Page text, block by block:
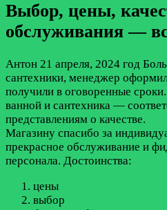
Выбор, цены,
обслуживания —
Антон 21 апреля, 2024 год
сантехники, менеджер
получили в оговоренные
ванной и сантехника —
представлениям о качестве.
Магазину спасибо за
прекрасное обслуживание и
персонала. Достоинства:
цены
выбор